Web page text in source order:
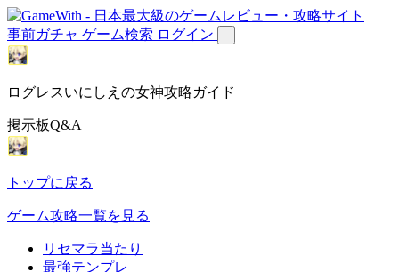
事前ガチャ ゲーム検索 ログイン
ログレスいにしえの女神攻略ガイド
掲示板Q&A
トップに戻る
ゲーム攻略一覧を見る
リセマラ当たり
最強テンプレ